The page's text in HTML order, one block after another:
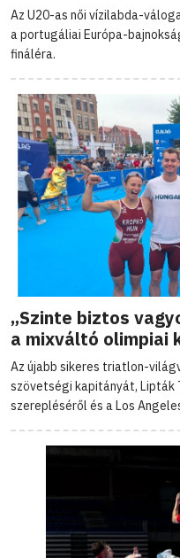
Az U20-as női vízilabda-
a portugáliai Európa-
fináléra.
„Szinte biztos
a mixváltó olimpiai
Az újabb sikeres triatlon-
szövetségi kapitányát,
szerepléséről és a Los